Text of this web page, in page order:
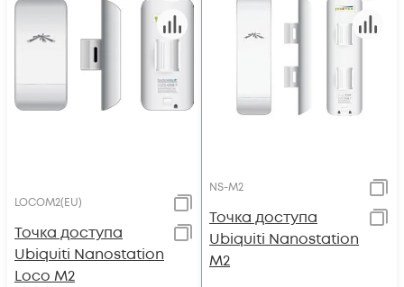
LOCOM2(EU)
Точка доступа
Ubiquiti Nanostation
Loco M2
NS-M2
Точка доступа
Ubiquiti Nanostation
M2